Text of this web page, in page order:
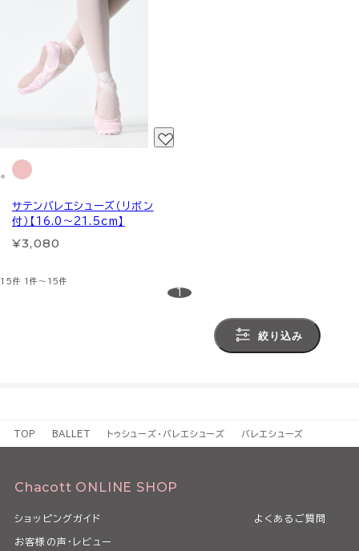
サテンバレエシューズ（リボン
付）【16.0～21.5cm】
¥3,080
15件 1件～15件
1
絞り込み
TOP BALLET トゥシューズ・バレエシューズ バレエシューズ
Chacott ONLINE SHOP
ショッピングガイド よくあるご質問
お客様の声・レビュー